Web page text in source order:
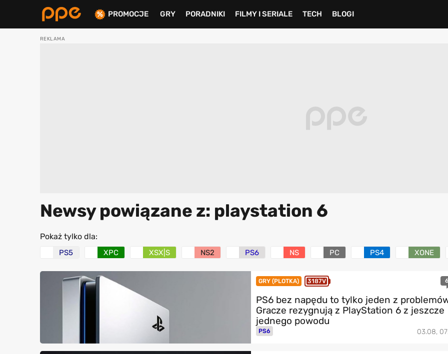
PROMOCJE GRY PORADNIKI FILMY I SERIALE TECH BLOGI
Newsy powiązane z: playstation 6
Pokaż tylko dla:
PS5 XPC XSX|S NS2 PS6 NS PC PS4 XONE
GRY (PLOTKA) 3187V
PS6 bez napędu to tylko jeden z
Gracze rezygnują z PlayStation 6 z jeszcze
jednego powodu
PS6 03.08,